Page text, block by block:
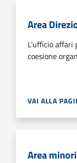
Area
L'ufficio affari
coesione
VAI ALLA
Area